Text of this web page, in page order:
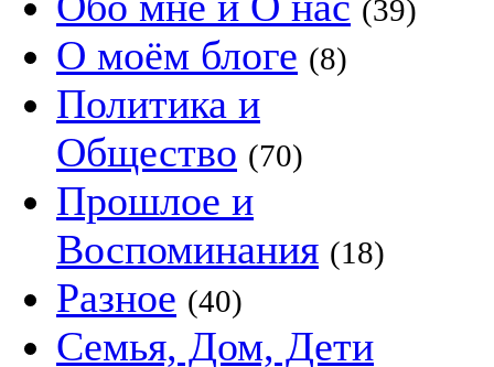
(39)
О моём блоге (8)
Политика и
Общество (70)
Прошлое и
Воспоминания (18)
Разное (40)
Семья, Дом, Дети